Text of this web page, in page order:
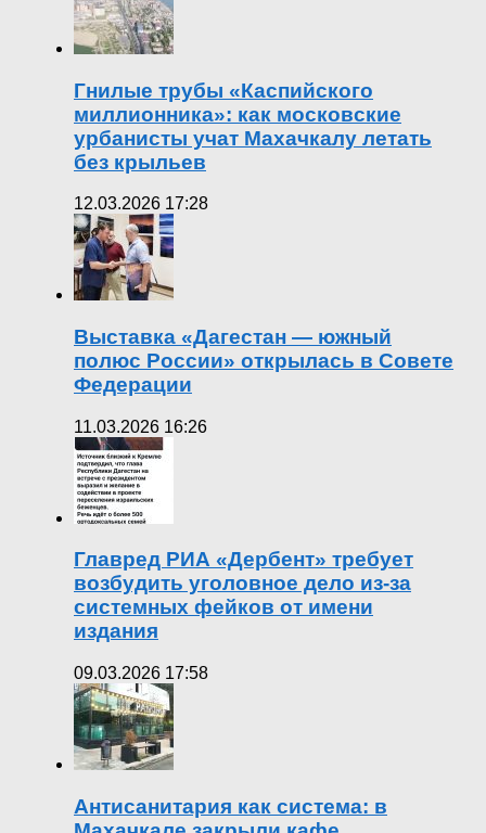
Гнилые трубы «Каспийского
миллионника»: как московские
урбанисты учат Махачкалу летать
без крыльев
12.03.2026 17:28
Выставка «Дагестан — южный
полюс России» открылась в Совете
Федерации
11.03.2026 16:26
Главред РИА «Дербент» требует
возбудить уголовное дело из-за
системных фейков от имени
издания
09.03.2026 17:58
Антисанитария как система: в